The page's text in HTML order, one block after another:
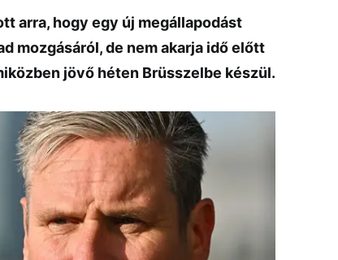
arra, hogy egy új megállapodást
mozgásáról, de nem akarja idő előtt
jövő héten Brüsszelbe készül.